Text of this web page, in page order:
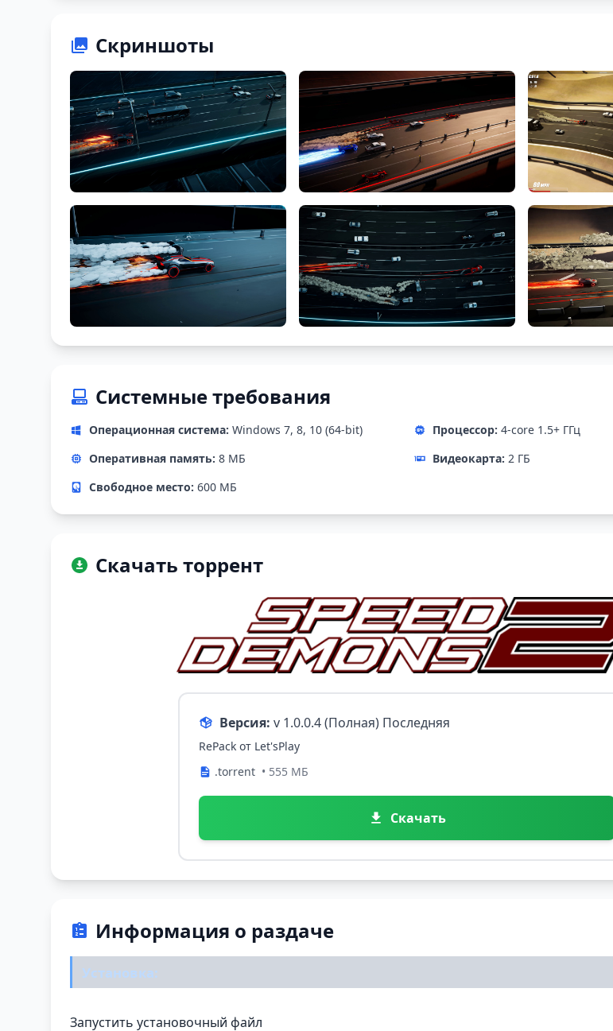
Скриншоты
Системные требования
Операционная система: Windows 7, 8, 10 (64-bit) Процессор: 4-core 1.5+ ГГц
Оперативная память: 8 МБ Видеокарта: 2 ГБ
Свободное место: 600 МБ
Скачать торрент
Версия: v 1.0.0.4 (Полная) Последняя
RePack от Let'sРlay
.torrent • 555 МБ
Скачать
Информация о раздаче
Установка:
Запустить установочный файл